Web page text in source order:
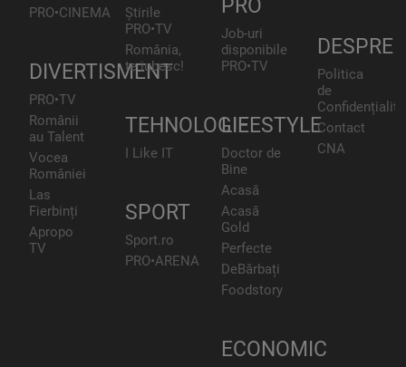
PRO•CINEMA
DIVERTISMENT
PRO•TV
Românii
au Talent
Vocea
României
Las
Fierbinți
Apropo
TV
Știrile
PRO•TV
România,
te iubesc!
TEHNOLOGIE
I Like IT
SPORT
Sport.ro
PRO•ARENA
PRO
Job-uri
disponibile
PRO•TV
LIFESTYLE
Doctor de
Bine
Acasă
Acasă
Gold
Perfecte
DeBărbați
Foodstory
ECONOMIC
DESPRE
Politica
de
Contact
CNA